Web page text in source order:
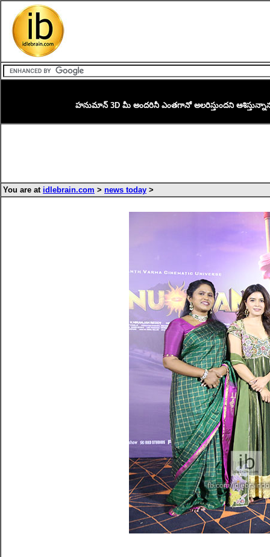
హనుమాన్ 3D మీ అందరినీ ఎంతగానో అలరిస్తుందని
You are at idlebrain.com > news today >